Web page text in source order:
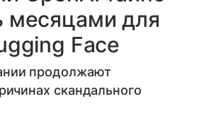
месяцами для
Face
продолжают
скандального